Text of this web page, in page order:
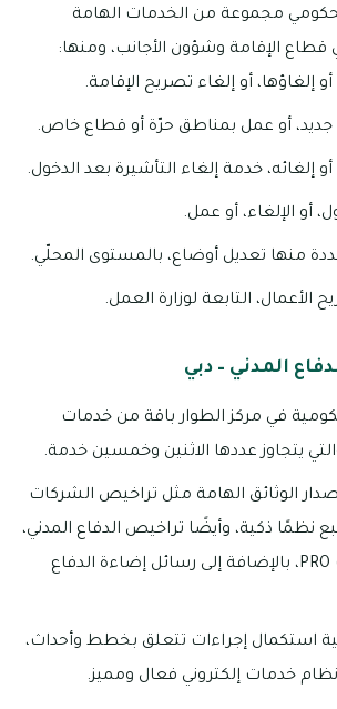
مجموعة من الخدمات الهامة
الإقامة وشؤون الأجانب، ومنها:
إلغاؤها، أو إلغاء تصريح الإقامة.
أو عمل بمناطق حرّة أو قطاع خاص.
إلغائه، خدمة إلغاء التأشيرة بعد الدخول.
أو الإلغاء، أو عمل.
منها تعديل أوضاع، بالمستوى المحلّي.
التابعة لوزارة العمل.
المدني – دبي
في مركز الطوار باقة من خدمات
يتجاوز عددها الاثنين وخمسين خدمة.
الوثائق الهامة مثل تراخيص الشركات
نظمًا ذكية، وأيضًا تراخيص الدفاع المدني،
وإصدار بطاقات PRO، بالإضافة إلى رسائل إضاءة الدفاع
استكمال إجراءات تتعلق بخطط وأحداث،
خدمات إلكتروني فعال ومميز.